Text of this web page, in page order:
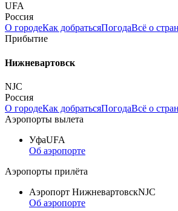
UFA
Россия
О городеКак добратьсяПогодаВсё о
Прибытие
Нижневартовск
NJC
Россия
О городеКак добратьсяПогодаВсё о
Аэропорты вылета
УфаUFA
Об аэропорте
Аэропорты прилёта
Аэропорт НижневартовскNJC
Об аэропорте